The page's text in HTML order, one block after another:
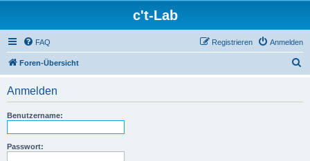
c't-Lab
FAQ Anmelden
Registrieren
Foren-Übersicht
Anmelden
Benutzername:
Passwort: